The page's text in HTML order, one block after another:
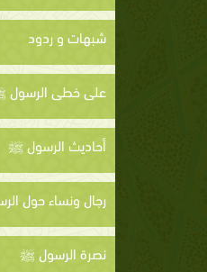
شبهات و ردود
على خطى الرسول
أحاديث الرسول ﷺ
رجال ونساء حول
نصرة الرسول ﷺ